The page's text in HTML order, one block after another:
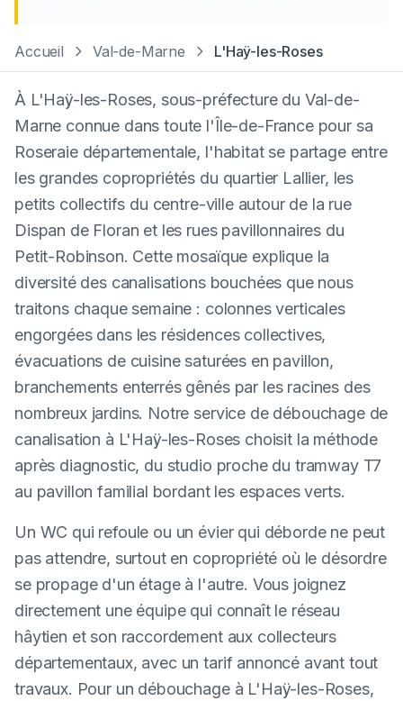
Accueil Val-de-Marne L'Haÿ-les-Roses
À L'Haÿ-les-Roses, sous-préfecture du Val-de-
Marne connue dans toute l'Île-de-France pour sa
Roseraie départementale, l'habitat se partage entre
les grandes copropriétés du quartier Lallier, les
petits collectifs du centre-ville autour de la rue
Dispan de Floran et les rues pavillonnaires du
Petit-Robinson. Cette mosaïque explique la
diversité des canalisations bouchées que nous
traitons chaque semaine : colonnes verticales
engorgées dans les résidences collectives,
évacuations de cuisine saturées en pavillon,
branchements enterrés gênés par les racines des
nombreux jardins. Notre service de débouchage de
canalisation à L'Haÿ-les-Roses choisit la méthode
après diagnostic, du studio proche du tramway T7
au pavillon familial bordant les espaces verts.
Un WC qui refoule ou un évier qui déborde ne peut
pas attendre, surtout en copropriété où le désordre
se propage d'un étage à l'autre. Vous joignez
directement une équipe qui connaît le réseau
hâytien et son raccordement aux collecteurs
départementaux, avec un tarif annoncé avant tout
travaux. Pour un débouchage à L'Haÿ-les-Roses,